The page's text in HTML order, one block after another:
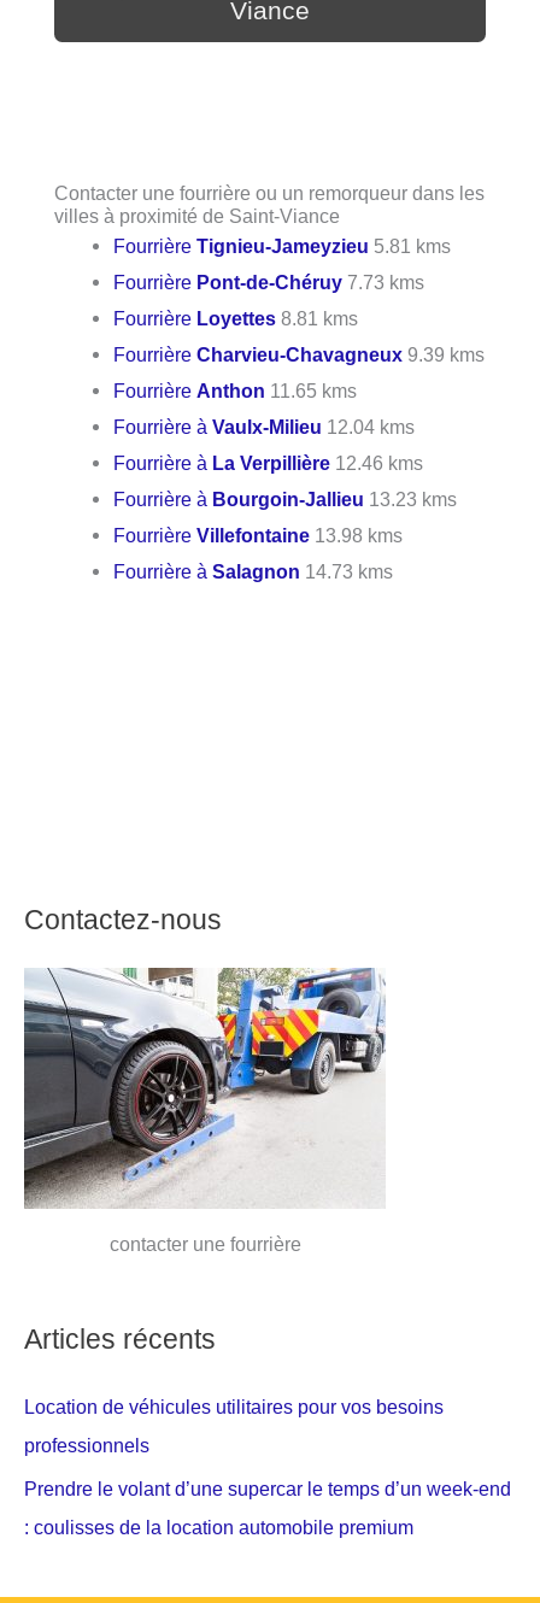
Viance
Contacter une fourrière ou un remorqueur dans les
villes à proximité de Saint-Viance
FourrièreTignieu-Jameyzieu 5.81 kms
Fourrière Pont-de-Chéruy 7.73 kms
Fourrière Loyettes 8.81 kms
FourrièreCharvieu-Chavagneux 9.39 kms
FourrièreAnthon 11.65 kms
Fourrière àVaulx-Milieu 12.04 kms
Fourrière à La Verpillière 12.46 kms
Fourrière à Bourgoin-Jallieu 13.23 kms
FourrièreVillefontaine 13.98 kms
Fourrière àSalagnon 14.73 kms
Contactez-nous
contacter une fourrière
Articles récents
Location de véhicules utilitaires pour vos besoins
professionnels
Prendre le volant d’une supercar le temps d’un week-end
: coulisses de la location automobile premium